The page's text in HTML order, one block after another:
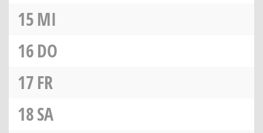
15MI
16DO
17FR
18SA